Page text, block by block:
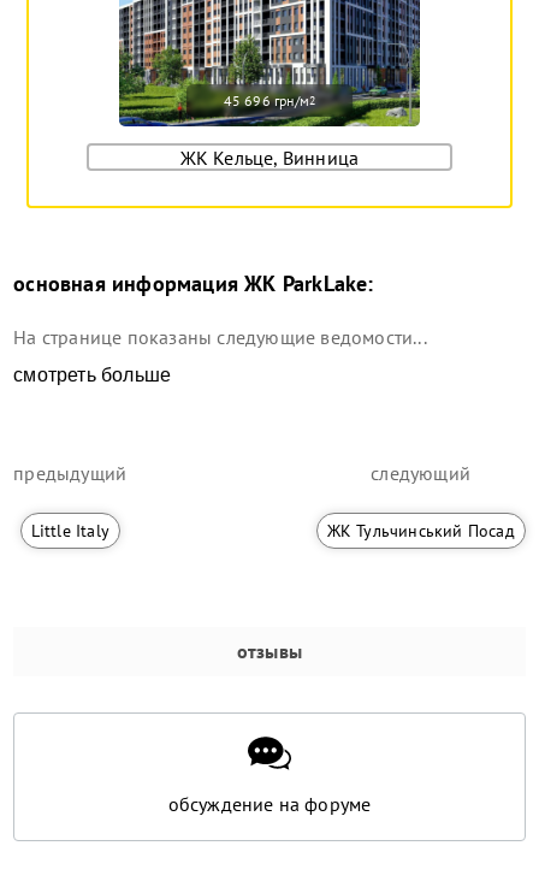
45 696 грн/м2
ЖК Кельце, Винница
основная информация ЖК ParkLake:
На странице показаны следующие ведомости...
смотреть больше
предыдущий
Little Italy
следующий
ЖК Тульчинський Посад
отзывы
обсуждение на форуме